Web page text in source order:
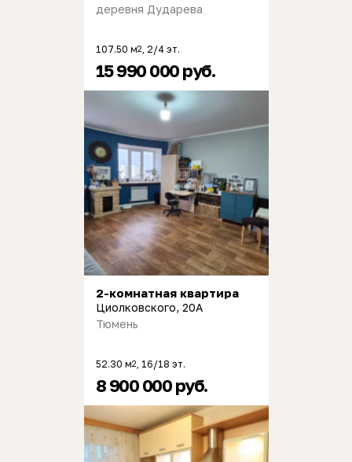
деревня Дударева
107.50 м2 , 2/4 эт.
15 990 000 руб.
2-комнатная квартира
Циолковского, 20А
Тюмень
52.30 м2 , 16/18 эт.
8 900 000 руб.